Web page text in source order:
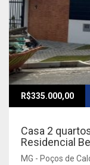
R$335.000,00
Casa 2
Residencial
MG - Poços de